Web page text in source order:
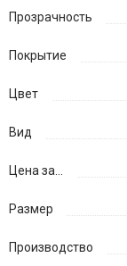
Прозрачность
Покрытие
Цвет
Вид
Цена за...
Размер
Производство